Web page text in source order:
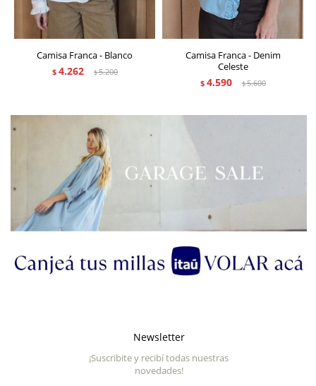
Camisa Franca - Blanco
$ 4.262 $5.200
Camisa Franca - Denim
Celeste
$ 4.590 $5.600
Newsletter
¡Suscribite y recibí todas nuestras
novedades!